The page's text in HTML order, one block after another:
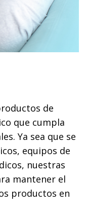
de
que cumpla
Ya sea que se
equipos de
nuestras
mantener el
productos en